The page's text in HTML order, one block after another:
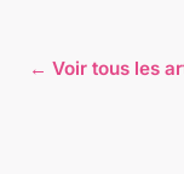
← Voir tous les